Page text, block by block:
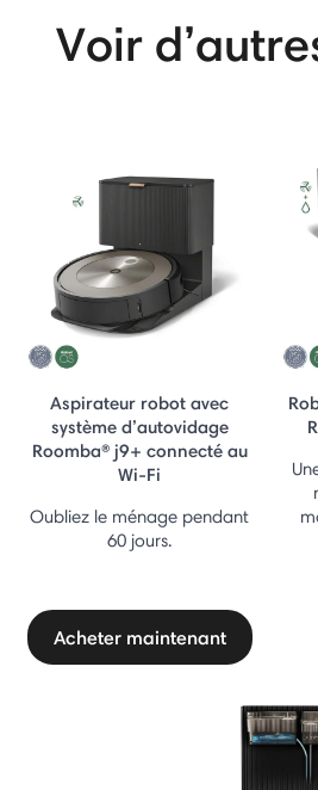
Voir
Aspirateur robot avec
système d’autovidage
Roomba® j9+ connecté au
Wi-Fi
Oubliez le ménage pendant
60 jours.
Acheter maintenant